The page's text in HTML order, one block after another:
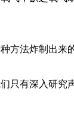
方法炸制出
有深入研究